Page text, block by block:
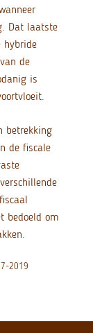
Dat laatste
hybride
de
is
betrekking
de fiscale
bedoeld om
2019